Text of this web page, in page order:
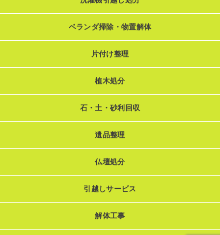
ベランダ掃除・物置解体
片付け整理
植木処分
石・土・砂利回収
遺品整理
仏壇処分
引越しサービス
解体工事